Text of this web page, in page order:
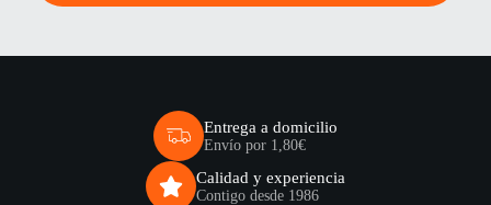
Entrega a domicilio
Envío por 1,80€
Calidad y experiencia
Contigo desde 1986